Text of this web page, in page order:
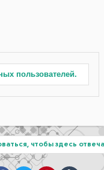
пользователей.
чтобы здесь